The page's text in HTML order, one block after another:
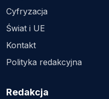
Cyfryzacja
Świat i UE
Kontakt
Polityka redakcyjna
Redakcja